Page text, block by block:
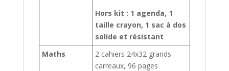
Hors kit : 1 agenda, 1
taille crayon, 1 sac à dos
solide et résistant
Maths
2 cahiers 24x32 grands
carreaux, 96 pages